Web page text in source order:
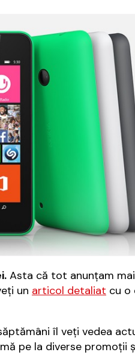
Asta că tot anunțam
un articol detaliat cu o
îl veți vedea
pe la diverse promoții